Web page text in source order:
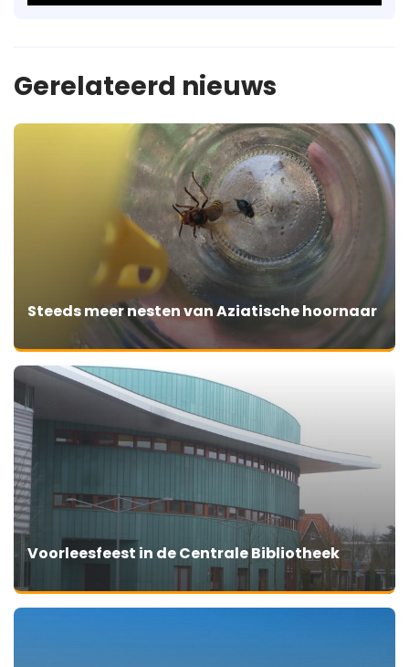
Gerelateerd nieuws
Steeds meer nesten van Aziatische hoornaar
Voorleesfeest in de Centrale Bibliotheek